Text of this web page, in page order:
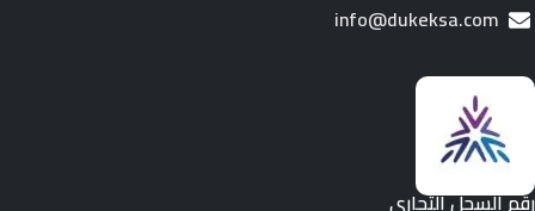
info@dukeksa.com
رقم السجل التجاري